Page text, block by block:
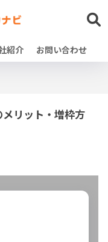
紹介 お問い合わせ
リット・増枠方